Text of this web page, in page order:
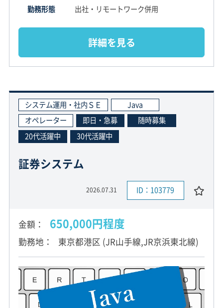
勤務形態
出社・リモートワーク併用
詳細を見る
システム運用・社内ＳＥ
Java
オペレーター
即日・急募
随時募集
20代活躍中
30代活躍中
証券システム
2026.07.31 ID：103779
金額 650,000円程度
勤務地 東京都港区 (JR山手線,JR京浜東北線)